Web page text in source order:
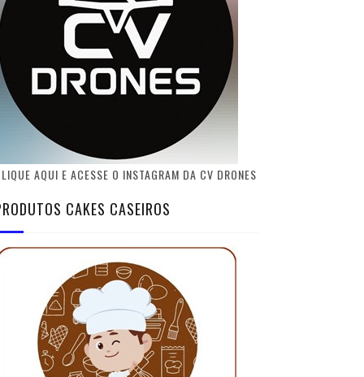
AQUI E ACESSE O INSTAGRAM DA CV DRONES
CAKES CASEIROS